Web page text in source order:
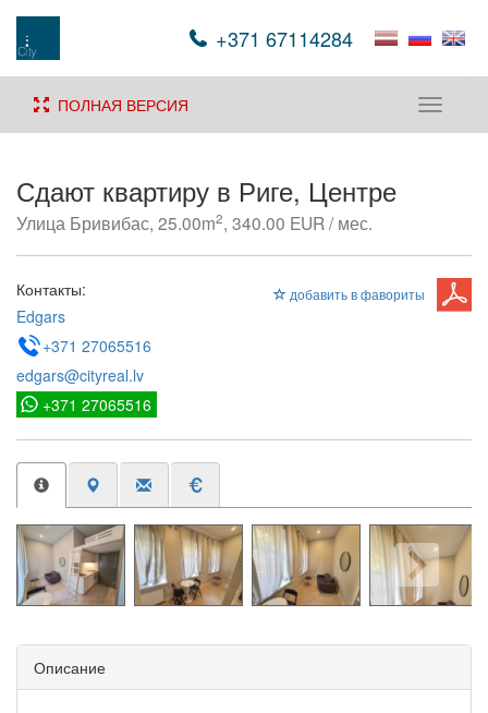
+371 67114284
Toggle
ПОЛНАЯ ВЕРСИЯ
Сдают квартиру в Риге, Центре
Улица Бривибас, 25.00m2, 340.00 EUR / мес.
добавить в фавориты
Контакты:
Edgars
+371 27065516
edgars@cityreal.lv
+371 27065516
Описание